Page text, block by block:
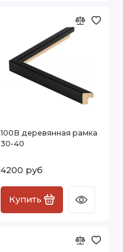
100В деревянная рамка
30-40
4200 руб
Купить